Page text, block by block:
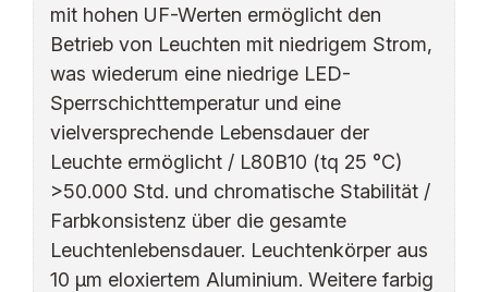
mit hohen UF-Werten ermöglicht den
Betrieb von Leuchten mit niedrigem Strom,
was wiederum eine niedrige LED-
Sperrschichttemperatur und eine
vielversprechende Lebensdauer der
Leuchte ermöglicht / L80B10 (tq 25 °C)
>50.000 Std. und chromatische Stabilität /
Farbkonsistenz über die gesamte
Leuchtenlebensdauer. Leuchtenkörper aus
10 µm eloxiertem Aluminium. Weitere farbig